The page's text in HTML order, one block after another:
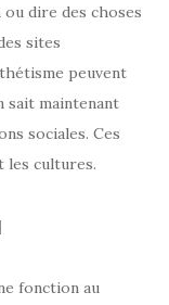
dire des choses
sites
peuvent
sait maintenant
sociales. Ces
les cultures.
fonction au